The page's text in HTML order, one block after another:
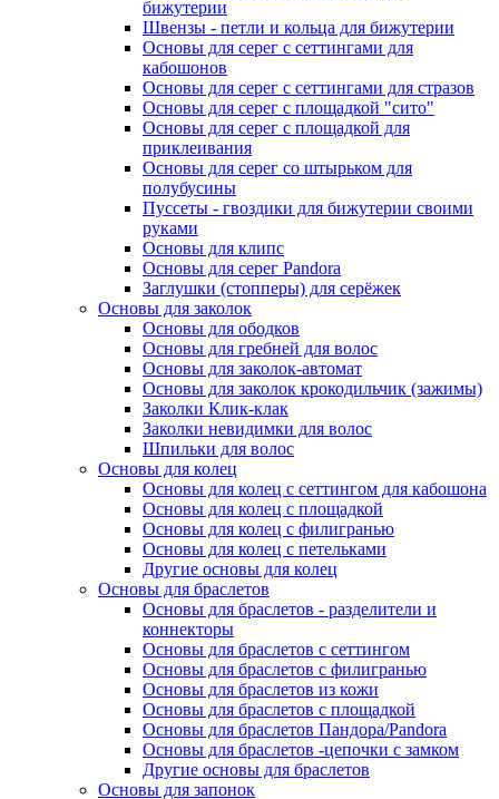
бижутерии
Швензы - петли и кольца для бижутерии
Основы для серег с сеттингами для
кабошонов
Основы для серег с сеттингами для стразов
Основы для серег с площадкой "сито"
Основы для серег с площадкой для
приклеивания
Основы для серег со штырьком для
полубусины
Пуссеты - гвоздики для бижутерии своими
руками
Основы для клипс
Основы для серег Pandora
Заглушки (стопперы) для серёжек
Основы для заколок
Основы для ободков
Основы для гребней для волос
Основы для заколок-автомат
Основы для заколок крокодильчик (зажимы)
Заколки Клик-клак
Заколки невидимки для волос
Шпильки для волос
Основы для колец
Основы для колец с сеттингом для кабошона
Основы для колец с площадкой
Основы для колец с филигранью
Основы для колец с петельками
Другие основы для колец
Основы для браслетов
Основы для браслетов - разделители и
коннекторы
Основы для браслетов с сеттингом
Основы для браслетов с филигранью
Основы для браслетов из кожи
Основы для браслетов с площадкой
Основы для браслетов Пандора/Pandora
Основы для браслетов -цепочки с замком
Другие основы для браслетов
Основы для запонок